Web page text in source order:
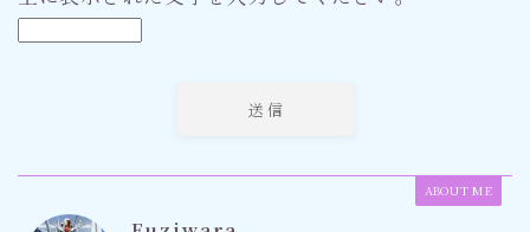
ABOUT ME